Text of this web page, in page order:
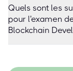
Quels sont les
pour l'examen
Blockchain